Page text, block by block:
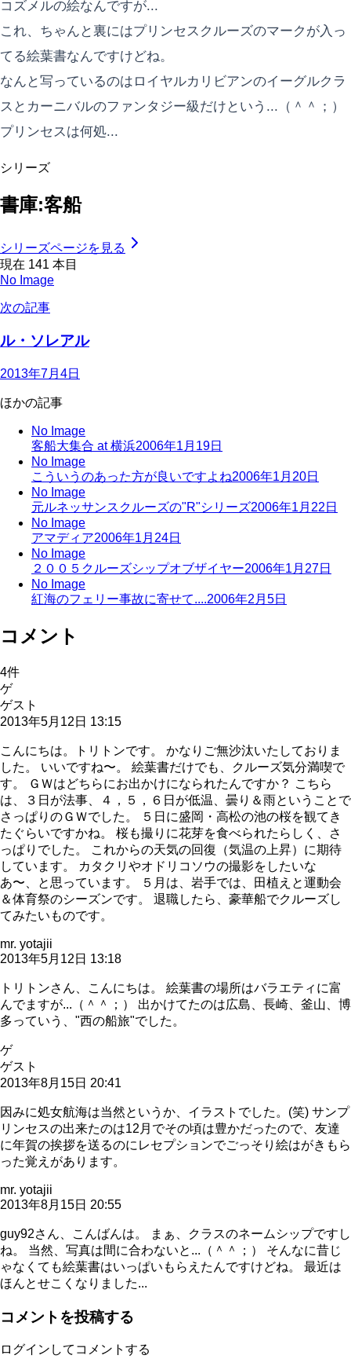
コズメルの絵なんですが...
これ、ちゃんと裏にはプリンセスクルーズのマークが入っ
てる絵葉書なんですけどね。
なんと写っているのはロイヤルカリビアンのイーグルクラ
スとカーニバルのファンタジー級だけという...（＾＾；）
プリンセスは何処...
シリーズ
書庫:客船
シリーズページを見る
現在 141 本目
No Image
次の記事
ル・ソレアル
2013年7月4日
ほかの記事
No Image
客船大集合 at 横浜2006年1月19日
No Image
こういうのあった方が良いですよね2006年1月20日
No Image
元ルネッサンスクルーズの"R"シリーズ2006年1月22日
No Image
アマディア2006年1月24日
No Image
２００５クルーズシップオブザイヤー2006年1月27日
No Image
紅海のフェリー事故に寄せて....2006年2月5日
コメント
4件
ゲ
ゲスト
2013年5月12日 13:15
こんにちは。トリトンです。 かなりご無沙汰いたしておりま
した。 いいですね〜。 絵葉書だけでも、クルーズ気分満喫で
す。 ＧＷはどちらにお出かけになられたんですか？ こちら
は、３日が法事、４，５，６日が低温、曇り＆雨ということで
さっぱりのＧＷでした。 ５日に盛岡・高松の池の桜を観てき
たぐらいですかね。 桜も撮りに花芽を食べられたらしく、さ
っぱりでした。 これからの天気の回復（気温の上昇）に期待
しています。 カタクリやオドリコソウの撮影をしたいな
あ〜、と思っています。 ５月は、岩手では、田植えと運動会
＆体育祭のシーズンです。 退職したら、豪華船でクルーズし
てみたいものです。
mr. yotajii
2013年5月12日 13:18
トリトンさん、こんにちは。 絵葉書の場所はバラエティに富
んでますが...（＾＾；） 出かけてたのは広島、長崎、釜山、博
多っていう、"西の船旅"でした。
ゲ
ゲスト
2013年8月15日 20:41
因みに処女航海は当然というか、イラストでした。(笑) サンプ
リンセスの出来たのは12月でその頃は豊かだったので、友達
に年賀の挨拶を送るのにレセプションでごっそり絵はがきもら
った覚えがあります。
mr. yotajii
2013年8月15日 20:55
guy92さん、こんばんは。 まぁ、クラスのネームシップですし
ね。 当然、写真は間に合わないと...（＾＾；） そんなに昔じ
ゃなくても絵葉書はいっぱいもらえたんですけどね。 最近は
ほんとせこくなりました...
コメントを投稿する
ログインしてコメントする